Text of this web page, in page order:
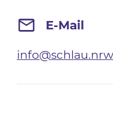
E-Mail
info@schlau.nrw